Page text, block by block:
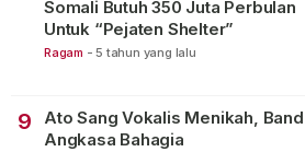
Somali Butuh 350 Juta Perbulan
Untuk “Pejaten Shelter”
Ragam - 5 tahun yang lalu
9
Ato Sang Vokalis Menikah, Band
Angkasa Bahagia